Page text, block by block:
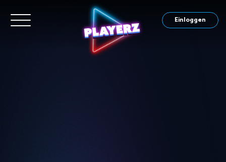
Einloggen